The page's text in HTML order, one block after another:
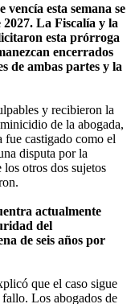
esta semana se
La Fiscalía y la
esta prórroga
encerrados
de ambas partes y la
y recibieron la
de la abogada,
castigado como el
disputa por la
otros dos sujetos
actualmente
del
de seis años por
que el caso sigue
Los abogados de